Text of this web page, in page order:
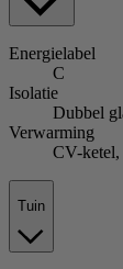
Energielabel
C
Isolatie
Dubbel
Verwarming
CV-
Tuin